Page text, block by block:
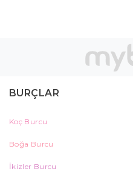
BURÇLAR
Koç Burcu
Boğa Burcu
İkizler Burcu